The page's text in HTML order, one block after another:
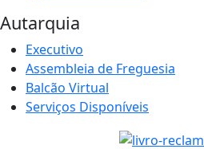
Autarquia
Executivo
Assembleia de Freguesia
Balcão Virtual
Serviços Disponíveis